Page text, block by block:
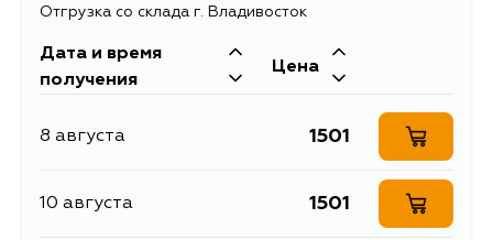
Отгрузка со склада г. Владивосток
Дата и время
получения
Цена
8 августа 1501
10 августа 1501